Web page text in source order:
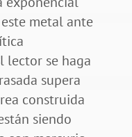
metal ante
lector se haga
supera
construida
siendo